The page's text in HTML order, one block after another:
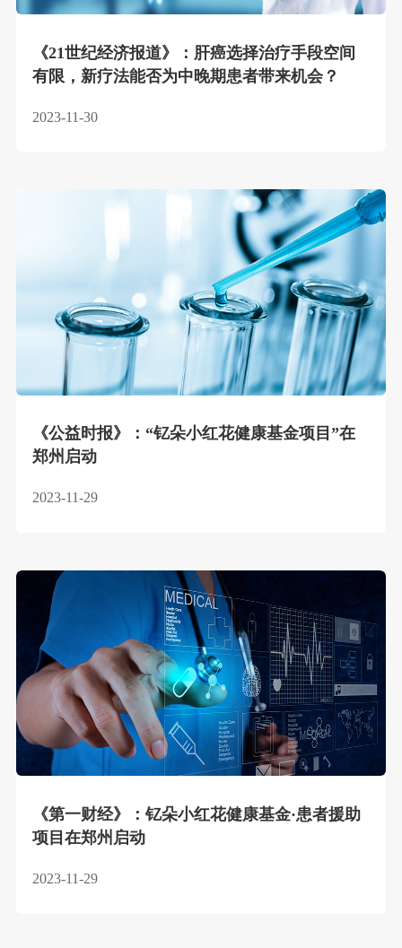
《21世纪经济报道》：肝癌选择治疗手段空间
有限，新疗法能否为中晚期患者带来机会？
2023-11-30
《公益时报》：“钇朵小红花健康基金项目”在
郑州启动
2023-11-29
《第一财经》：钇朵小红花健康基金·患者援助
项目在郑州启动
2023-11-29